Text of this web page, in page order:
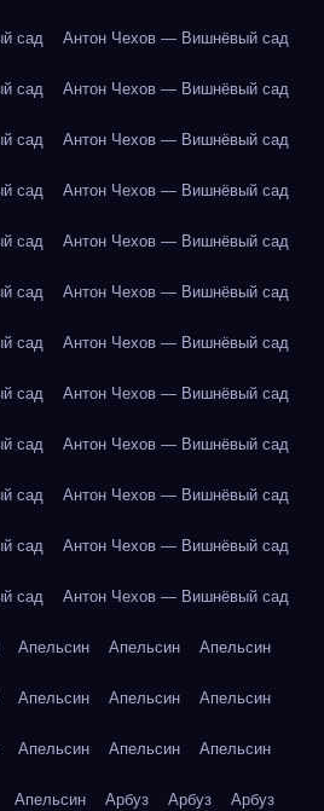
сад Антон Чехов — Вишнёвый сад
сад Антон Чехов — Вишнёвый сад
сад Антон Чехов — Вишнёвый сад
сад Антон Чехов — Вишнёвый сад
сад Антон Чехов — Вишнёвый сад
сад Антон Чехов — Вишнёвый сад
сад Антон Чехов — Вишнёвый сад
сад Антон Чехов — Вишнёвый сад
сад Антон Чехов — Вишнёвый сад
сад Антон Чехов — Вишнёвый сад
сад Антон Чехов — Вишнёвый сад
сад Антон Чехов — Вишнёвый сад
Апельсин Апельсин Апельсин
Апельсин Апельсин Апельсин
Апельсин Апельсин Апельсин
Апельсин Арбуз Арбуз Арбуз